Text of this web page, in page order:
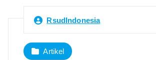
RsudIndonesia
Artikel